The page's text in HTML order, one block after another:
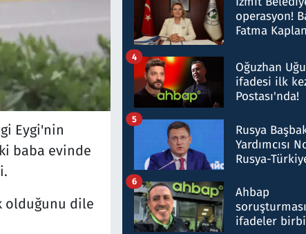
Eygi'nin
baba evinde
olduğunu dile
trafiği tespit
operasyon!
Fatma
Oğuzhan
ifadesi ilk
Postası'nda!
4
Rusya
Yardımcısı
Rusya-
nitelikte
belirtti
5
Ahbap
ifadeler
6